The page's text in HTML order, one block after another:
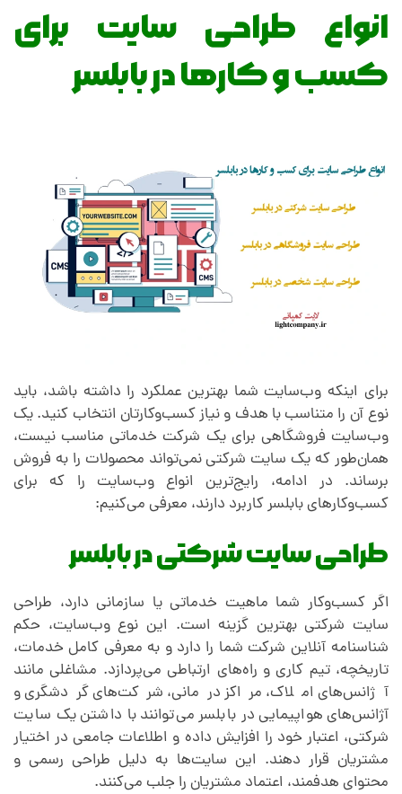
انواع طراحی سایت برای
کسب و کارها در بابلسر
برای اینکه وب‌سایت شما بهترین عملکرد را داشته باشد، باید
نوع آن را متناسب با هدف و نیاز کسب‌وکارتان انتخاب کنید. یک
وب‌سایت فروشگاهی برای یک شرکت خدماتی مناسب نیست،
همان‌طور که یک سایت شرکتی نمی‌تواند محصولات را به فروش
برساند. در ادامه، رایج‌ترین انواع وب‌سایت را که برای
کسب‌وکارهای بابلسر کاربرد دارند، معرفی می‌کنیم:
طراحی سایت شرکتی در بابلسر
اگر کسب‌وکار شما ماهیت خدماتی یا سازمانی دارد، طراحی
سایت شرکتی بهترین گزینه است. این نوع وب‌سایت، حکم
شناسنامه آنلاین شرکت شما را دارد و به معرفی کامل خدمات،
تاریخچه، تیم کاری و راه‌های ارتباطی می‌پردازد. مشاغلی مانند
آژانس‌های املاک، مراکز درمانی، شرکت‌های گردشگری و
آژانس‌های هواپیمایی در بابلسر می‌توانند با داشتن یک سایت
شرکتی، اعتبار خود را افزایش داده و اطلاعات جامعی در اختیار
مشتریان قرار دهند. این سایت‌ها به دلیل طراحی رسمی و
محتوای هدفمند، اعتماد مشتریان را جلب می‌کنند.